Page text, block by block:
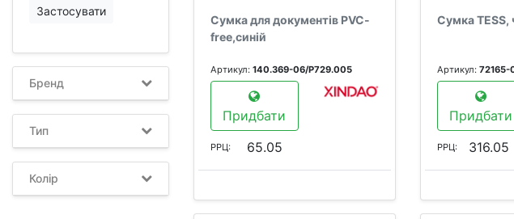
Застосувати
Бренд
Тип
Колір
Сумка для документів PVC-
free,синій
Артикул: 140.369-06/Р729.005
Придбати
РРЦ: 65.05
Сумка TESS,
Артикул: 72165-
Придбати
РРЦ: 316.05